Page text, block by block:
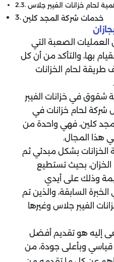
لحام خزانات الفيبر جلاس
خدمات شركة المجد كلين
العمليات الصعبة التي
بها، والتأكد من أن كل
لحام الخزانات
شقوق في خزانات الفيبر
شركة لحام خزانات في
كلين، فهي واحدة من
هذا المجال.
الخزانات بشكل مبدئي ثم
بحيث تستطيع
وذلك على أيدي
السابقة، والذين تم
الفيبر جلاس وغيرها
إليه هو تقديم أفضل
وبأعلى جودة، من